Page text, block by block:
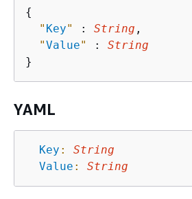
{
" Key" : String ,
"Value" : String
YAML
Key :
String
Value : String